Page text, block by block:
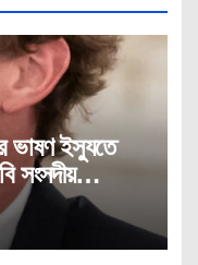
ইস্যুতে
সংসদীয়